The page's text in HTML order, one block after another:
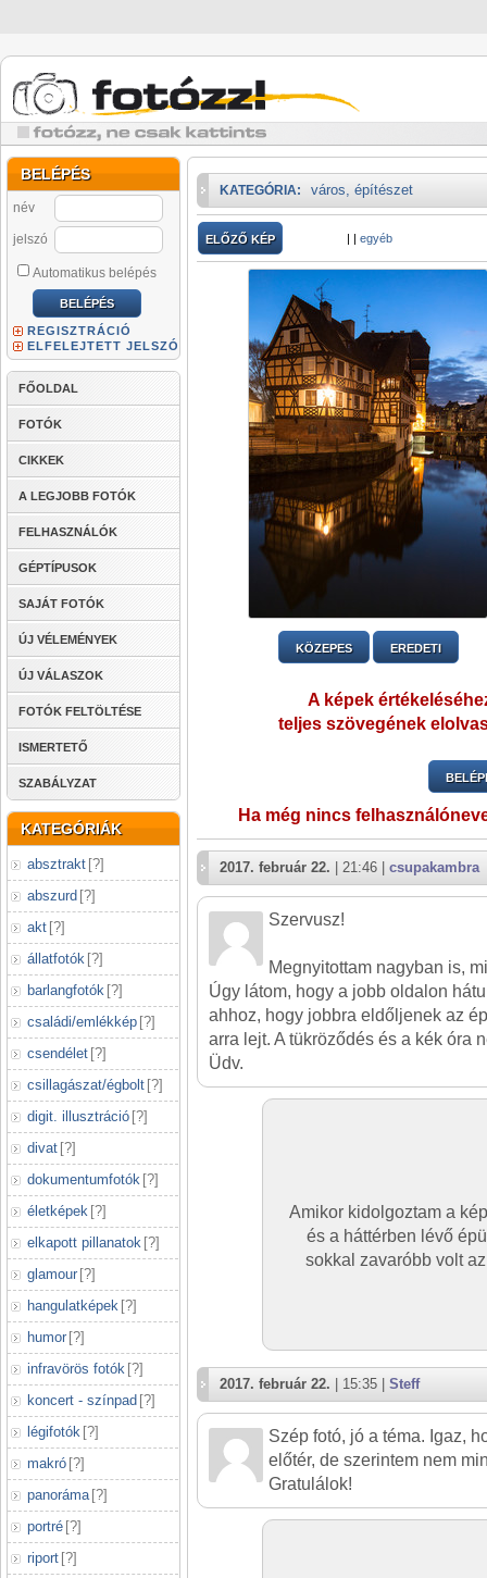
BELÉPÉS
név
jelszó
Automatikus belépés
REGISZTRÁCIÓ
ELFELEJTETT JELSZÓ
FŐOLDAL
FOTÓK
CIKKEK
A LEGJOBB FOTÓK
FELHASZNÁLÓK
GÉPTÍPUSOK
SAJÁT FOTÓK
ÚJ VÉLEMÉNYEK
ÚJ VÁLASZOK
FOTÓK FELTÖLTÉSE
ISMERTETŐ
SZABÁLYZAT
KATEGÓRIÁK
absztrakt [?]
abszurd [?]
akt [?]
állatfotók [?]
barlangfotók [?]
családi/emlékkép [?]
csendélet [?]
csillagászat/égbolt [?]
digit. illusztráció [?]
divat [?]
dokumentumfotók [?]
életképek [?]
elkapott pillanatok [?]
glamour [?]
hangulatképek [?]
humor [?]
infravörös fotók [?]
koncert - színpad [?]
légifotók [?]
makró [?]
panoráma [?]
portré [?]
riport [?]
KATEGÓRIA: város, építészet
ELŐZŐ KÉP | | egyéb
KÖZEPES EREDETI
A képek
teljes szövegének
Ha még nincs
2017. február 22. | 21:46 | csupakambra
Szervusz!
Megnyitottam nagyban is,
Úgy látom, hogy a jobb oldalon
ahhoz, hogy jobbra eldőljenek az
arra lejt. A tükröződés és a kék óra
Üdv.
Amikor kidolgoztam a
és a háttérben lévő
sokkal zavaróbb volt
2017. február 22. | 15:35 | Steff
Szép fotó, jó a téma. Igaz,
előtér, de szerintem nem
Gratulálok!